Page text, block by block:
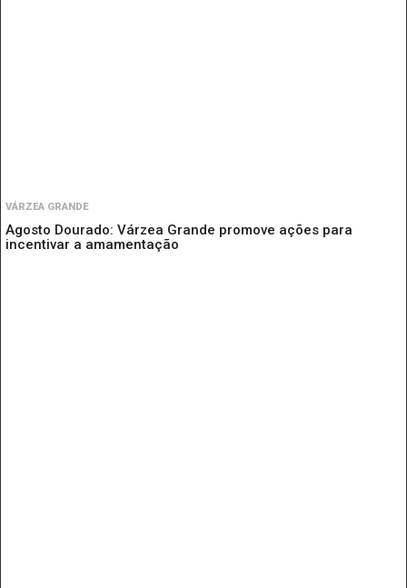
VÁRZEA GRANDE
Agosto Dourado: Várzea Grande promove ações para
incentivar a amamentação